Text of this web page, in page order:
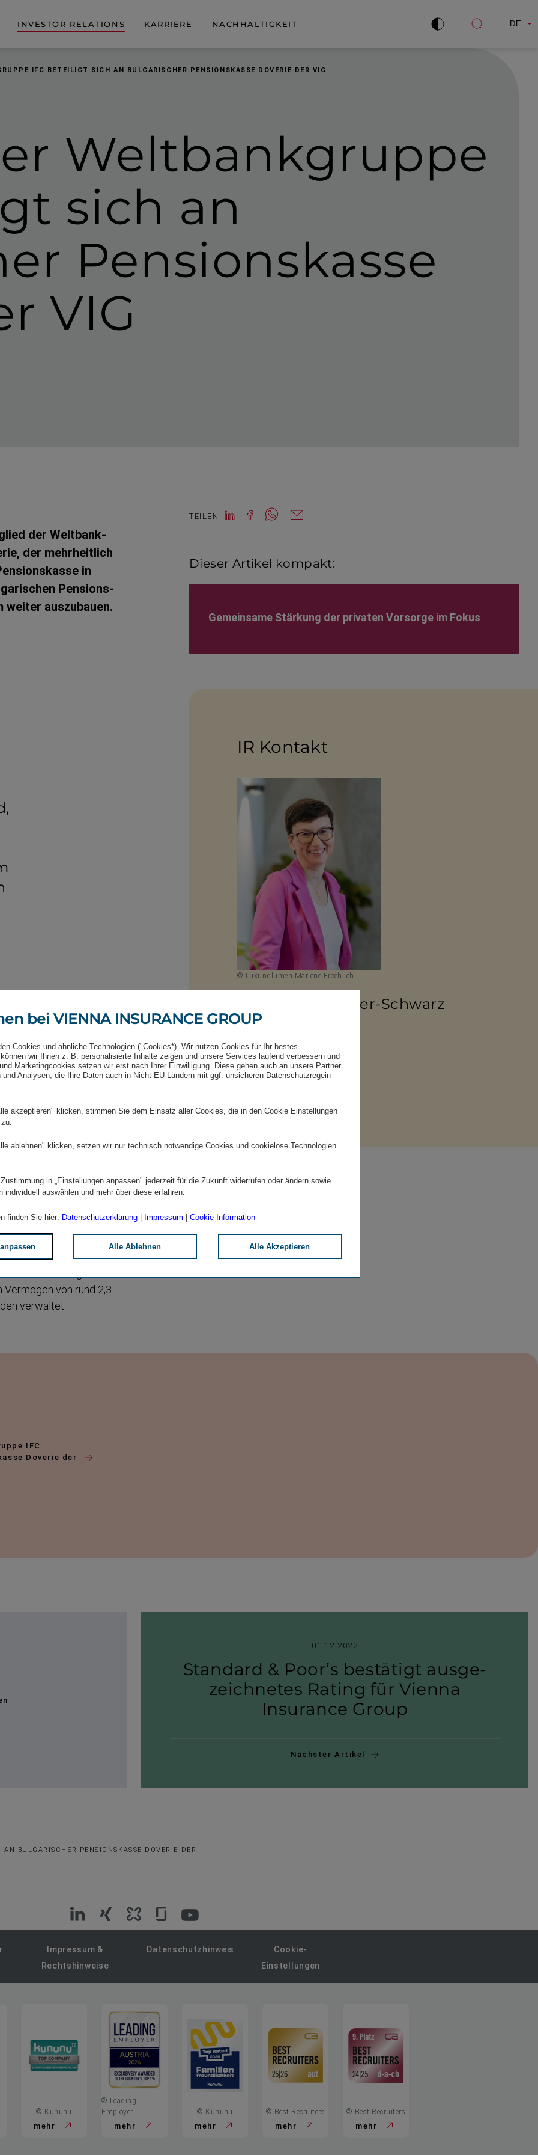
INVESTOR RELATIONS KARRIERE NACHHALTIGKEIT
Kontrast
Suche
DE
IFC BETEILIGT SICH AN BULGARISCHER PENSIONSKASSE DOVERIE DER VIG
Weltbank­gruppe
sich an
Pensionskasse
VIG
der Weltbank­
der mehrheitlich
in
Pensions­
auszubauen.
der staatlichen
Das Pensions- und
System zur Sicherung
dar. Die IFC wird die
Geschäfts­tä­tigkeit
unterstützen.
und nachhaltigem
hat Anfang des
um die
der IFC in die
IFC, zur Verbes­serung
Länder der CEE-Region
beteiligt. Die
in Bulgarien und
von rund 2,3
verwaltet.
TEILEN
Dieser Artikel kompakt:
Gemeinsame Stärkung der privaten Vorsorge im Fokus
IR Kontakt
© Luxundlumen Marlene Froehlich
Nina Higatzberger-Schwarz
+43 (0) 50 390 – 21920
E-Mail senden
IFC
Doverie der
01.12.2022
Standard & Poor’s bestätigt ausge­
zeich­netes Rating für Vienna
Insurance Group
Nächster Artikel
BULGARISCHER PENSIONSKASSE DOVERIE DER
VIG
auf
LinkedIn
VIG
auf
Xing
VIG
auf
Kununu
VIG
auf
Glassdoor
VIG
auf
YouTube
Impressum &
Rechtshinweise
Datenschutzhinweis
Cookie-
Einstellungen
© Kununu
mehr
© Leading
Employer
mehr
© Kununu
mehr
© Best Recruiters
mehr
© Best Recruiters
mehr
bei VIENNA INSURANCE GROUP
Cookies und ähnliche Technologien ("Cookies*). Wir nutzen Cookies für Ihr bestes
wir Ihnen z. B. personalisierte Inhalte zeigen und unsere Services laufend verbessern und
Marketingcookies setzen wir erst nach Ihrer Einwilligung. Diese gehen auch an unsere Partner
und Analysen, die Ihre Daten auch in Nicht-EU-Ländern mit ggf. unsicheren Datenschutzregein
akzeptieren" klicken, stimmen Sie dem Einsatz aller Cookies, die in den Cookie Einstellungen
ablehnen" klicken, setzen wir nur technisch notwendige Cookies und cookielose Technologien
in „Einstellungen anpassen" jederzeit für die Zukunft widerrufen oder ändern sowie
individuell auswählen und mehr über diese erfahren.
finden Sie hier: Datenschutzerklärung | Impressum | Cookie-Information
Alle Ablehnen Alle Akzeptieren